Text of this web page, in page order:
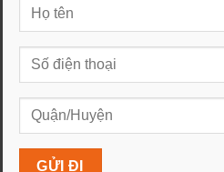
Ngoài ra khả năng còn do
Nếu bạn thấy internet chậm
máy tính xách tay cụ thể, tôi
virus kỹ lưỡng và có thể gỡ cài